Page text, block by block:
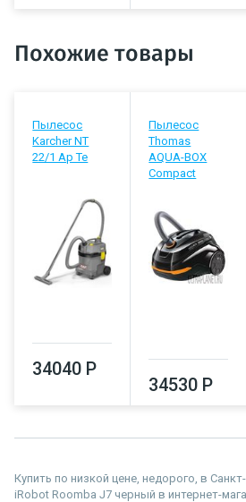
Похожие товары
Пылесос
Karcher NT
22/1 Ap Te
34040 Р
Пылесос
Thomas
AQUA-BOX
Compact
34530 Р
Купить по низкой цене, недорого, в
iRobot Roomba J7 черный в интернет-